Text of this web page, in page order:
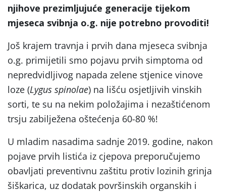
njihove prezimljujuće generacije tijekom
mjeseca svibnja o.g. nije potrebno provoditi!
Još krajem travnja i prvih dana mjeseca svibnja
o.g. primijetili smo pojavu prvih simptoma od
nepredvidljivog napada zelene stjenice vinove
loze (Lygus spinolae) na lišću osjetljivih vinskih
sorti, te su na nekim položajima i nezaštićenom
trsju zabilježena oštećenja 60-80 %!
U mladim nasadima sadnje 2019. godine, nakon
pojave prvih listića iz cjepova preporučujemo
obavljati preventivnu zaštitu protiv lozinih grinja
šiškarica, uz dodatak površinskih organskih i